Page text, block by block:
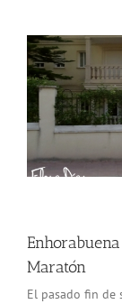
Maratón
El pasado fin de